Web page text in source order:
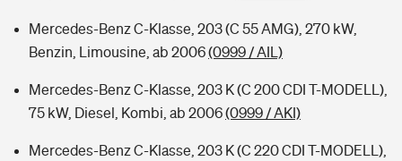
Mercedes-Benz C-Klasse, 203 (C 55 AMG), 270 kW,
Benzin, Limousine, ab 2006(0999 / AIL)
Mercedes-Benz C-Klasse, 203 K (C 200 CDI T-MODELL),
75 kW, Diesel, Kombi, ab 2006(0999 / AKI)
Mercedes-Benz C-Klasse, 203 K (C 220 CDI T-MODELL),